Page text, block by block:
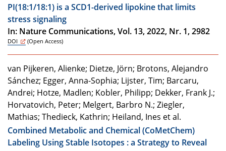
PI(18:1/18:1) is a SCD1-derived lipokine that limits
stress signaling
In: Nature Communications, Vol. 13, 2022, Nr. 1, 2982
DOI (Open Access)
van Pijkeren, Alienke; Dietze, Jörn; Brotons, Alejandro
Sánchez; Egger, Anna-Sophia; Lijster, Tim; Barcaru,
Andrei; Hotze, Madlen; Kobler, Philipp; Dekker, Frank J.;
Horvatovich, Peter; Melgert, Barbro N.; Ziegler,
Mathias; Thedieck, Kathrin; Heiland, Ines et al.
Combined Metabolic and Chemical (CoMetChem)
Labeling Using Stable Isotopes : a Strategy to Reveal